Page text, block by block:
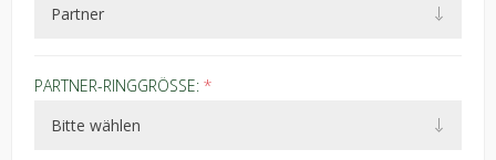
PARTNER-RINGGRÖSSE: *